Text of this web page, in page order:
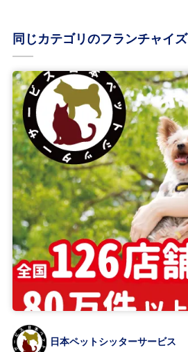
同じカテゴリのフランチャイズ
日本ペットシッターサービス